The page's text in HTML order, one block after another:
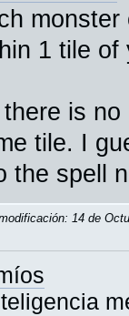
1 tile of
is
tile. I
the spell
14 de